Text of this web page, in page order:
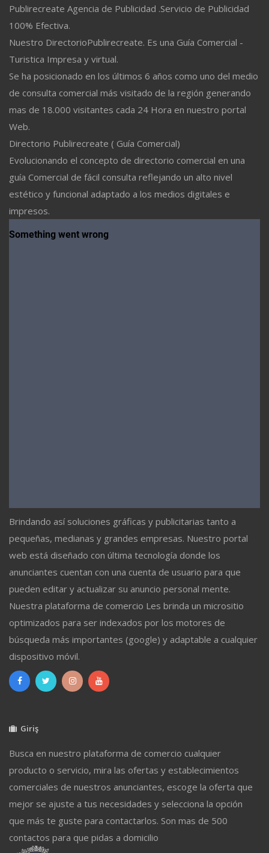
Publirecreate Agencia de Publicidad .Servicio de Publicidad
100% Efectiva.
Nuestro DirectorioPublirecreate. Es una Guía Comercial -
Turistica Impresa y virtual.
Se ha posicionado en los últimos 6 años como uno del medio
de consulta comercial más visitado de la región generando
mas de 18.000 visitantes cada 24 Hora en nuestro portal
Web.
Directorio Publirecreate ( Guía Comercial)
Evolucionando el concepto de directorio comercial en una
guía Comercial de fácil consulta reflejando un alto nivel
estético y funcional adaptado a los medios digitales e
impresos.
Brindando así soluciones gráficas y publicitarias tanto a
pequeñas, medianas y grandes empresas. Nuestro portal
web está diseñado con última tecnología donde los
anunciantes cuentan con una cuenta de usuario para que
pueden editar y actualizar su anuncio personal mente.
Nuestra plataforma de comercio Les brinda un micrositio
optimizados para ser indexados por los motores de
búsqueda más importantes (google) y adaptable a cualquier
dispositivo móvil.
Giriş
Busca en nuestro plataforma de comercio cualquier
producto o servicio, mira las ofertas y establecimientos
comerciales de nuestros anunciantes, escoge la oferta que
mejor se ajuste a tus necesidades y selecciona la opción
que más te guste para contactarlos. Son mas de 500
contactos para que pidas a domicilio